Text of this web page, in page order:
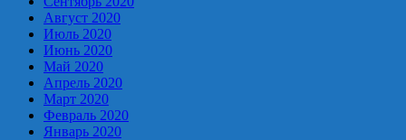
Август 2020
Июль 2020
Июнь 2020
Май 2020
Апрель 2020
Март 2020
Февраль 2020
Январь 2020